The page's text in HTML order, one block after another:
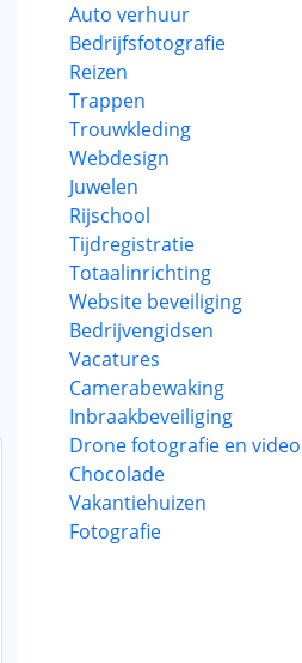
Auto verhuur
Bedrijfsfotografie
Reizen
Trappen
Trouwkleding
Webdesign
Juwelen
Rijschool
Tijdregistratie
Totaalinrichting
Website beveiliging
Bedrijvengidsen
Vacatures
Camerabewaking
Inbraakbeveiliging
Drone fotografie en video
Chocolade
Vakantiehuizen
Fotografie